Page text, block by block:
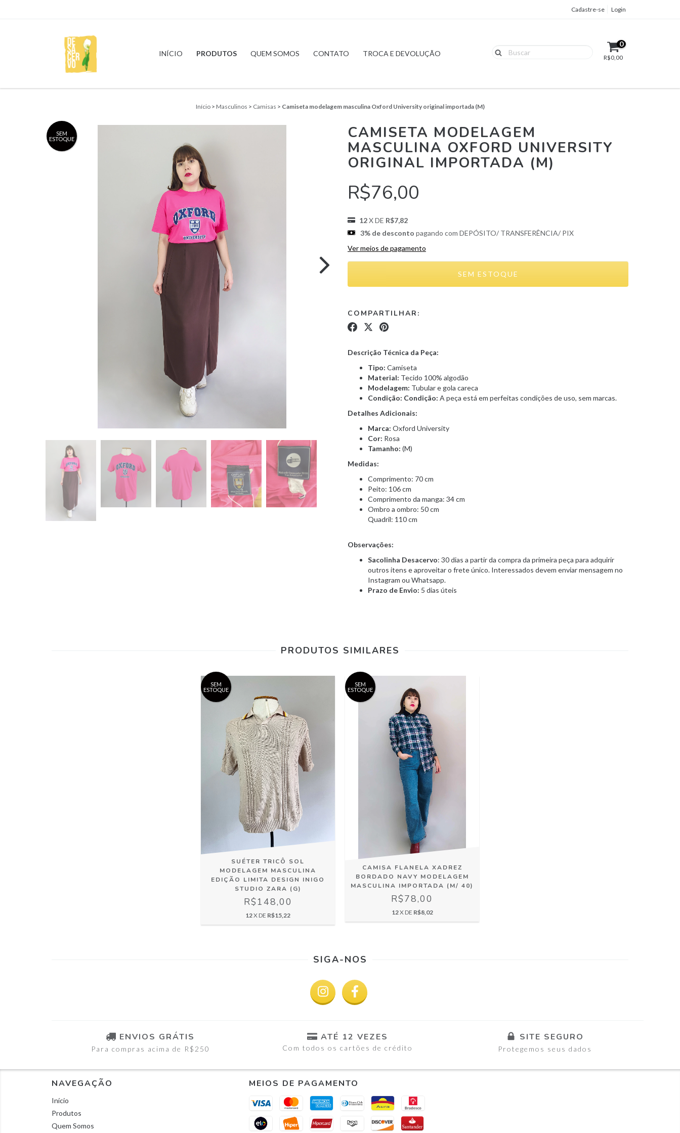
Cadastre-se Login
INÍCIO PRODUTOS QUEM SOMOS CONTATO TROCA E DEVOLUÇÃO
0
R$0,00
Início > Masculinos > Camisas > Camiseta modelagem masculina Oxford University original importada (M)
SEM
ESTOQUE
CAMISETA MODELAGEM
MASCULINA OXFORD UNIVERSITY
ORIGINAL IMPORTADA (M)
R$76,00
12X DE R$7,82
3% de desconto pagando com DEPÓSITO/ TRANSFERÊNCIA/ PIX
Ver meios de pagamento
COMPARTILHAR:
Descrição Técnica da Peça:
Tipo: Camiseta
Material: Tecido 100% algodão
Modelagem: Tubular e gola careca
Condição: Condição: A peça está em perfeitas condições de uso, sem marcas.
Detalhes Adicionais:
Marca: Oxford University
Cor: Rosa
Tamanho: (M)
Medidas:
Comprimento: 70 cm
Peito: 106 cm
Comprimento da manga: 34 cm
Ombro a ombro: 50 cm
Quadril: 110 cm
Observações:
Sacolinha Desacervo: 30 dias a partir da compra da primeira peça para adquirir
outros itens e aproveitar o frete único. Interessados devem enviar mensagem no
Instagram ou Whatsapp.
Prazo de Envio: 5 dias úteis
PRODUTOS SIMILARES
SEM
ESTOQUE
SUÉTER TRICÔ SOL
MODELAGEM MASCULINA
EDIÇÃO LIMITA DESIGN INIGO
STUDIO ZARA (G)
R$148,00
12X DE R$15,22
SEM
ESTOQUE
CAMISA FLANELA XADREZ
BORDADO NAVY MODELAGEM
MASCULINA IMPORTADA (M/ 40)
R$78,00
12X DE R$8,02
SIGA-NOS
ENVIOS GRÁTIS
Para compras acima de R$250
ATÉ 12 VEZES
Com todos os cartões de crédito
SITE SEGURO
Protegemos seus dados
NAVEGAÇÃO
Início
Produtos
Quem Somos
MEIOS DE PAGAMENTO